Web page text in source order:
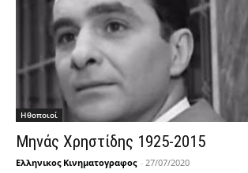
Hθοποιοί
Μηνάς Χρηστίδης 1925-2015
Ελληνικος Κινηματογραφος - 27/07/2020